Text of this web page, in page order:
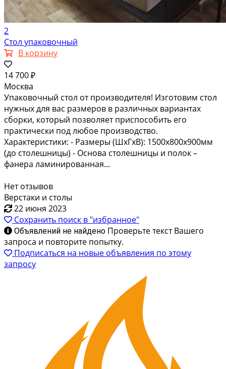
2
Стол упаковочный
В корзину
14 700 ₽
Москва
Упаковочный стол от производителя! Изготовим стол
нужных для вас размеров в различных вариантах
сборки, который позволяет приспособить его
практически под любое производство.
Характеристики: - Размеры (ШxГxВ): 1500х800х900мм
(до столешницы) - Основа столешницы и полок –
фанера ламинированная...
Нет отзывов
Верстаки и столы
22 июня 2023
Сохранить поиск в "избранное"
Объявлений не найдено Проверьте текст Вашего
запроса и повторите попытку.
Подписаться на новые объявления по этому
запросу